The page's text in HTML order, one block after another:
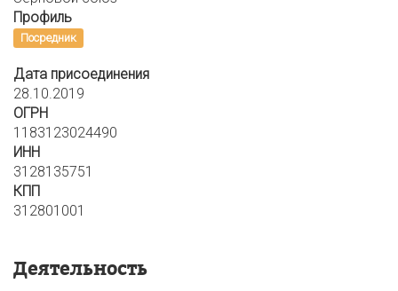
Профиль
Посредник
Дата присоединения
28.10.2019
ОГРН
1183123024490
ИНН
3128135751
КПП
312801001
Деятельность